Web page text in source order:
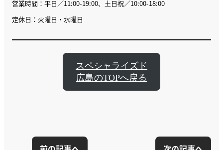
営業時間：平日／11:00-19:00、土日祝／10:00-18:00
定休日：火曜日・水曜日
スペシャライズド
広島のTOPへ戻る